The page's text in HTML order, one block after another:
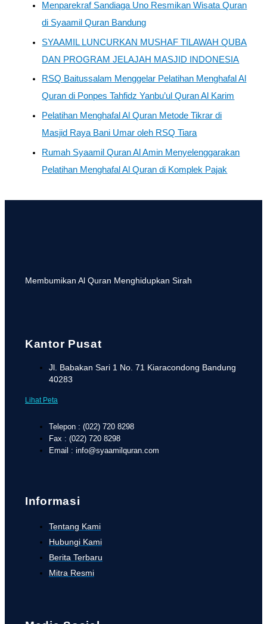
Menparekraf Sandiaga Uno Resmikan Wisata Quran
di Syaamil Quran Bandung
SYAAMIL LUNCURKAN MUSHAF TILAWAH QUBA
DAN PROGRAM JELAJAH MASJID INDONESIA
RSQ Baitussalam Menggelar Pelatihan Menghafal Al
Quran di Ponpes Tahfidz Yanbu’ul Quran Al Karim
Pelatihan Menghafal Al Quran Metode Tikrar di
Masjid Raya Bani Umar oleh RSQ Tiara
Rumah Syaamil Quran Al Amin Menyelenggarakan
Pelatihan Menghafal Al Quran di Komplek Pajak
Membumikan Al Quran Menghidupkan Sirah
Kantor Pusat
Jl. Babakan Sari 1 No. 71 Kiaracondong Bandung
40283
Lihat Peta
Telepon : (022) 720 8298
Fax : (022) 720 8298
Email : info@syaamilquran.com
Informasi
Tentang Kami
Hubungi Kami
Berita Terbaru
Mitra Resmi